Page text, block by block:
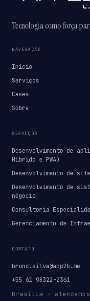
Tecnologia como força
NAVEGAÇÃO
Início
Serviços
Cases
Sobre
SERVIÇOS
Desenvolvimento de
Híbrido e PWA)
Desenvolvimento de
Desenvolvimento de
négocio
Consultoria
Gerenciamento de
CONTATO
bruno.silva@app2b.me
+55 61 98322-2361
Brasília ·